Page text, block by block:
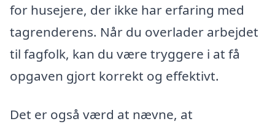
for husejere, der ikke har erfaring med
tagrenderens. Når du overlader arbejdet
til fagfolk, kan du være tryggere i at få
opgaven gjort korrekt og effektivt.
Det er også værd at nævne, at